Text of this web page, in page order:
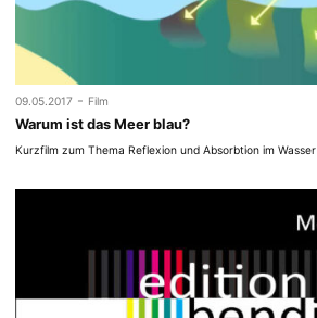
09.05.2017 - Film
Warum ist das Meer blau?
Kurzfilm zum Thema Reflexion und Absorbtion im Wasser